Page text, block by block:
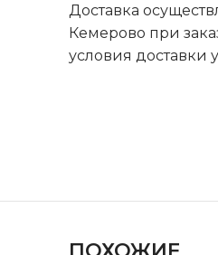
Доставка
Кемерово при
условия доставки